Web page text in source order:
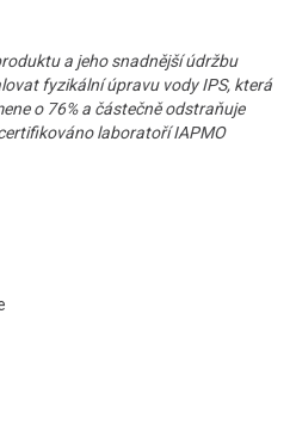
a jeho snadnější údržbu
fyzikální úpravu vody IPS, která
o 76% a částečně odstraňuje
laboratoří IAPMO